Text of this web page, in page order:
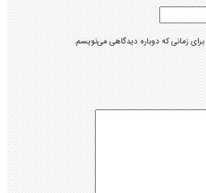
زمانی که دوباره دیدگاهی می‌نویسم.